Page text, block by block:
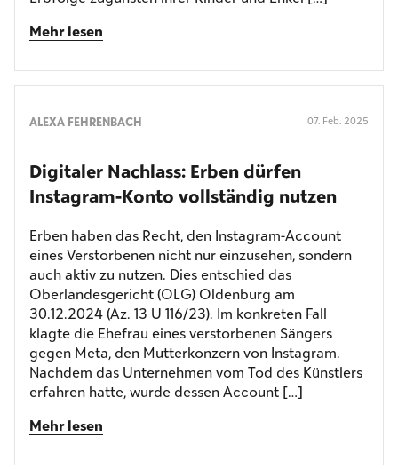
Mehr lesen
ALEXA FEHRENBACH 07. Feb. 2025
Digitaler Nachlass: Erben dürfen
Instagram-Konto vollständig nutzen
Erben haben das Recht, den Instagram-Account
eines Verstorbenen nicht nur einzusehen, sondern
auch aktiv zu nutzen. Dies entschied das
Oberlandesgericht (OLG) Oldenburg am
30.12.2024 (Az. 13 U 116/23). Im konkreten Fall
klagte die Ehefrau eines verstorbenen Sängers
gegen Meta, den Mutterkonzern von Instagram.
Nachdem das Unternehmen vom Tod des Künstlers
erfahren hatte, wurde dessen Account […]
Mehr lesen